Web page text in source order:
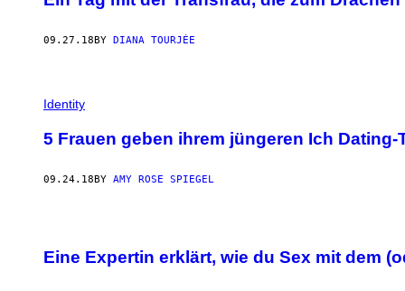
09.27.18 BY DIANA TOURJÉE
Identity
5 Frauen geben ihrem jüngeren Ich Dating-
09.24.18BY AMY ROSE SPIEGEL
Eine Expertin erklärt, wie du Sex mit dem